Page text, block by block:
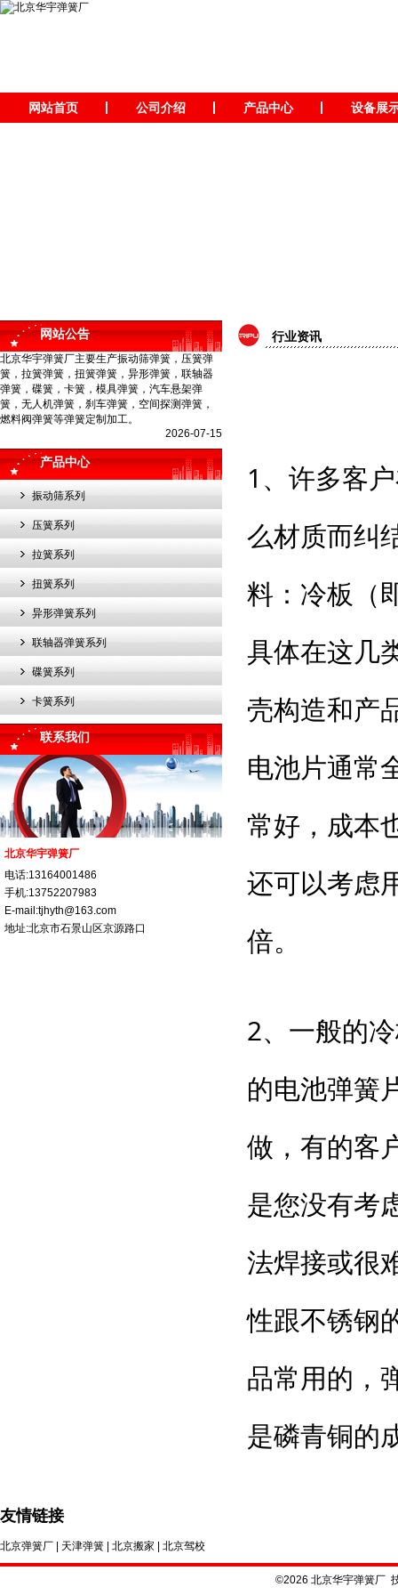
网站首页 公司介绍 产品中心 设备展
网站公告
北京华宇弹簧厂主要生产振动筛弹簧，压簧弹
簧，拉簧弹簧，扭簧弹簧，异形弹簧，联轴器
弹簧，碟簧，卡簧，模具弹簧，汽车悬架弹
簧，无人机弹簧，刹车弹簧，空间探测弹簧，
燃料阀弹簧等弹簧定制加工。
2026-07-15
产品中心
振动筛系列
压簧系列
拉簧系列
扭簧系列
异形弹簧系列
联轴器弹簧系列
碟簧系列
卡簧系列
联系我们
北京华宇弹簧厂
电话:13164001486
手机:13752207983
E-mail:tjhyth@163.com
地址:北京市石景山区京源路口
行业资讯
1、许多客
么材质而纠
料：冷板（
具体在这几
壳构造和产
电池片通常
常好，成本
还可以考虑
倍。
2、一般的
的电池弹簧
做，有的客
是您没有考
法焊接或很
性跟不锈钢
品常用的，
是磷青铜的
友情链接
北京弹簧厂 天津弹簧 北京搬家 北京驾校
©2026 北京华宇弹簧厂